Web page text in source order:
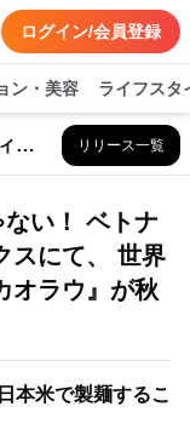
ログイン/会員登録
ン・美容 ライフスタ
ベトナム屋台食堂 チョップスティックス リリース一覧
い！ ベトナ
スにて、 世界
オラウ』が秋
本米で製麺するこ